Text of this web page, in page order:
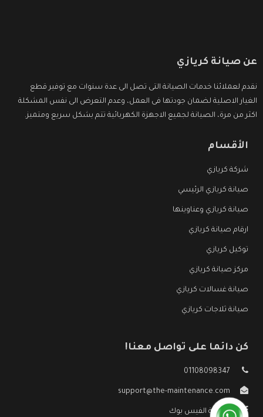
عن صيانة كريازي
نقدم لعملائنا خدمات الصيانة التى تصل الى عدة سنوات مع توفير قطع
الغيار الاصلية لضمان جودتها فى العمل، وعدم التعرض الى نفس المشكلة
اكثر من مرة، الصيانة لجميع الاجهزة الكهربائية تتم بشكل سريع ومتميز.
الأقسام
شركة كريازي
صيانة كريازي الرئيسي
صيانة كريازي وعناوينها
ارقام صيانة كريازي
توكيل كريازي
مركز صيانة كريازي
صيانة غسالات كريازي
صيانة ثلاجات كريازي
كن دائما على تواصل معنا!
01108098347
support@the-maintenance.com
صفحة الفيس بوك